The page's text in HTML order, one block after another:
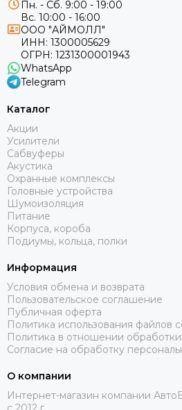
Пн. - Сб. 9:00 - 19:00
Вс. 10:00 - 16:00
ООО "АЙМОЛЛ"
ИНН: 1300005629
ОГРН: 1231300001943
WhatsApp
Telegram
Каталог
Акции
Усилители
Сабвуферы
Акустика
Охранные комплексы
Головные устройства
Шумоизоляция
Питание
Корпуса, короба
Подиумы, кольца, полки
Информация
Условия обмена и возврата
Пользовательское соглашение
Публичная оферта
Политика использования файлов
Политика в отношении
Согласие на обработку
О компании
Интернет-магазин компании